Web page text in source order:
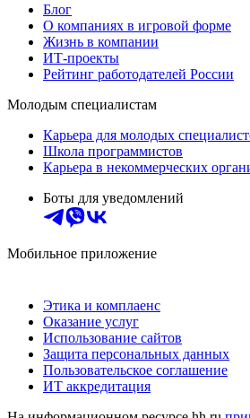
Блог
О компаниях в игровой форме
Жизнь в компании
ИТ-проекты
Рейтинг работодателей России
Молодым специалистам
Карьера для молодых
Школа программистов
Карьера в некоммерческих
Боты для уведомлений
Мобильное приложение
Этика и комплаенс
Оказание услуг
Использование сайтов
Защита персональных данных
Пользовательское соглашение
ИТ аккредитация